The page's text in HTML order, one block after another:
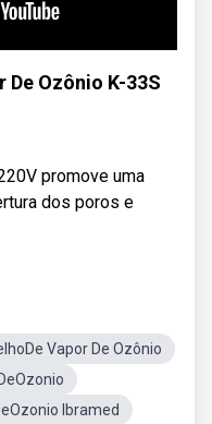
Ozônio K-33S
promove uma
dos poros e
Vapor De Ozônio
Ibramed